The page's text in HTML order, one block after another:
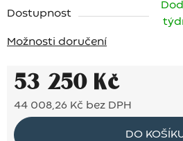
Dostupnost
Možnosti doručení
53 250 Kč
44 008,26 Kč bez DPH
Měrná cena:
DO